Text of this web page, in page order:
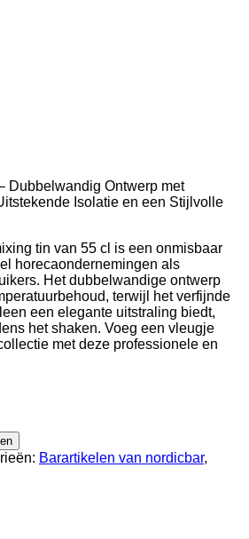
Dubbelwandig Ontwerp met
Isolatie en een Stijlvolle
tin van 55 cl is een onmisbaar
horecaondernemingen als
Het dubbelwandige ontwerp
terwijl het verfijnde
een elegante uitstraling biedt,
het shaken. Voeg een vleugje
met deze professionele en
Barartikelen van nordicbar,